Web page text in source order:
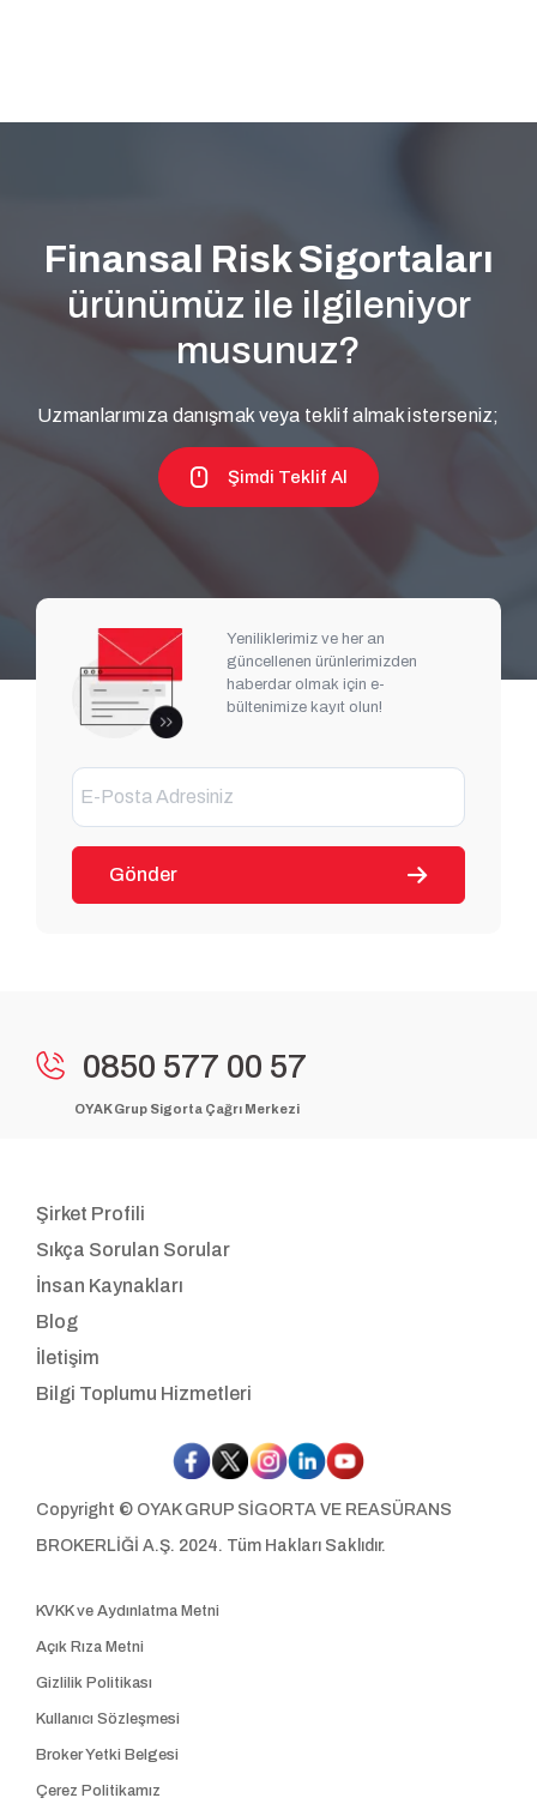
Finansal Risk Sigortaları
ürünümüz ile ilgileniyor
musunuz?
Uzmanlarımıza danışmak veya teklif almak isterseniz;
Şimdi Teklif Al
Yeniliklerimiz ve her an
güncellenen ürünlerimizden
haberdar olmak için e-
bültenimize kayıt olun!
Gönder
0850 577 00 57
OYAK Grup Sigorta Çağrı Merkezi
Şirket Profili
Sıkça Sorulan Sorular
İnsan Kaynakları
Blog
İletişim
Bilgi Toplumu Hizmetleri
Copyright © OYAK GRUP SİGORTA VE REASÜRANS
BROKERLİĞİ A.Ş. 2024. Tüm Hakları Saklıdır.
KVKK ve Aydınlatma Metni
Açık Rıza Metni
Gizlilik Politikası
Kullanıcı Sözleşmesi
Broker Yetki Belgesi
Çerez Politikamız